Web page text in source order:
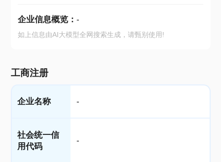
企业信息概览： -
如上信息由AI大模型全网搜索生成，请甄别使用!
工商注册
企业名称 -
社会统一信
用代码
-